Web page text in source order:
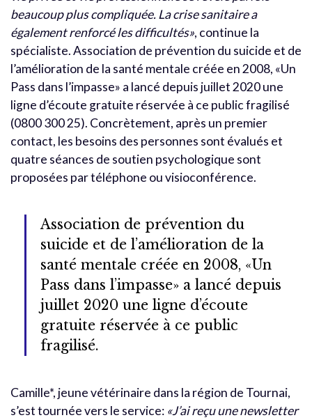
beaucoup plus compliquée. La crise sanitaire a
également renforcé les difficultés», continue la
spécialiste. Association de prévention du suicide et de
l’amélioration de la santé mentale créée en 2008, «Un
Pass dans l’impasse» a lancé depuis juillet 2020 une
ligne d’écoute gratuite réservée à ce public fragilisé
(0800 300 25). Concrètement, après un premier
contact, les besoins des personnes sont évalués et
quatre séances de soutien psychologique sont
proposées par téléphone ou visioconférence.
Association de prévention du
suicide et de l’amélioration de la
santé mentale créée en 2008, «Un
Pass dans l’impasse» a lancé depuis
juillet 2020 une ligne d’écoute
gratuite réservée à ce public
fragilisé.
Camille*, jeune vétérinaire dans la région de Tournai,
s’est tournée vers le service: «J’ai reçu une newsletter